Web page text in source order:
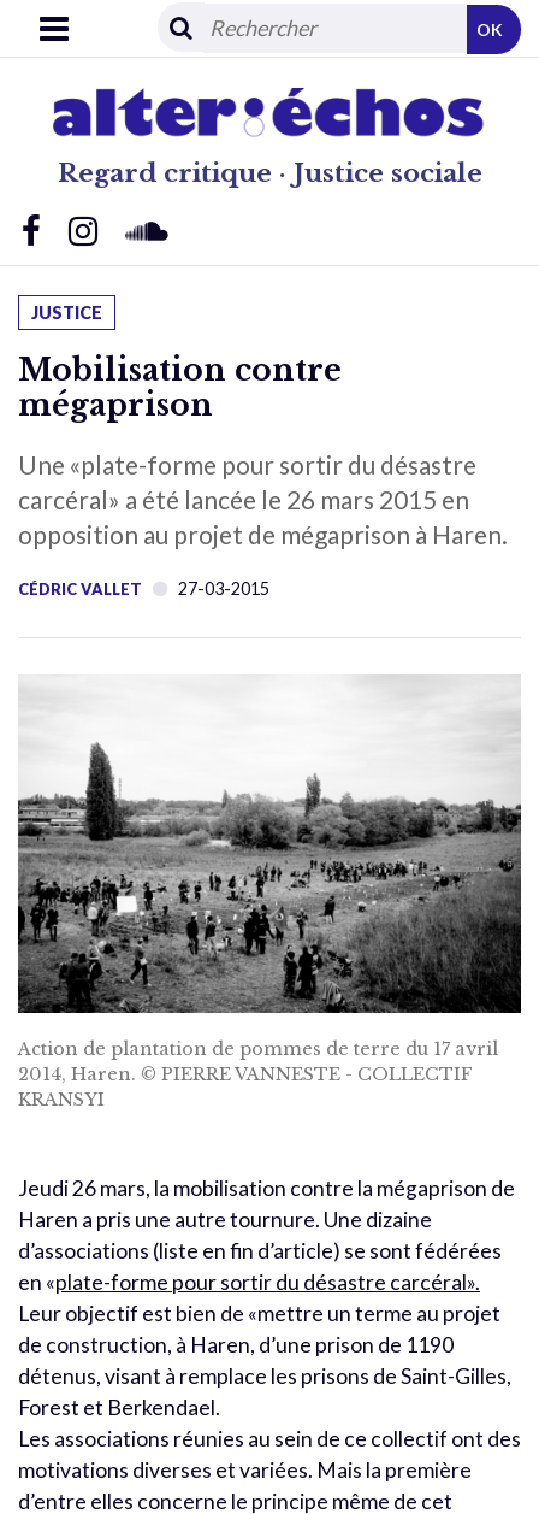
Regard critique · Justice sociale
OK
JUSTICE
Mobilisation contre
mégaprison
Une «plate-forme pour sortir du désastre
carcéral» a été lancée le 26 mars 2015 en
opposition au projet de mégaprison à Haren.
CÉDRIC VALLET 27-03-2015
Action de plantation de pommes de terre du 17 avril
2014, Haren. © PIERRE VANNESTE - COLLECTIF
KRANSYI
Jeudi 26 mars, la mobilisation contre la mégaprison de
Haren a pris une autre tournure. Une dizaine
d’associations (liste en fin d’article) se sont fédérées
en «plate-forme pour sortir du désastre carcéral».
Leur objectif est bien de «mettre un terme au projet
de construction, à Haren, d’une prison de 1190
détenus, visant à remplace les prisons de Saint-Gilles,
Forest et Berkendael.
Les associations réunies au sein de ce collectif ont des
motivations diverses et variées. Mais la première
d’entre elles concerne le principe même de cet